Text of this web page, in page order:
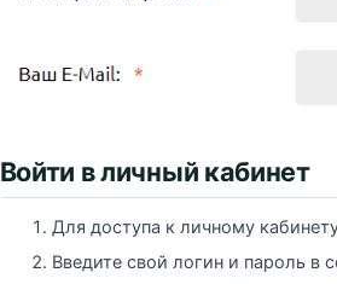
Войти в личный кабинет
Для доступа к личному
Введите свой логин и пароль в